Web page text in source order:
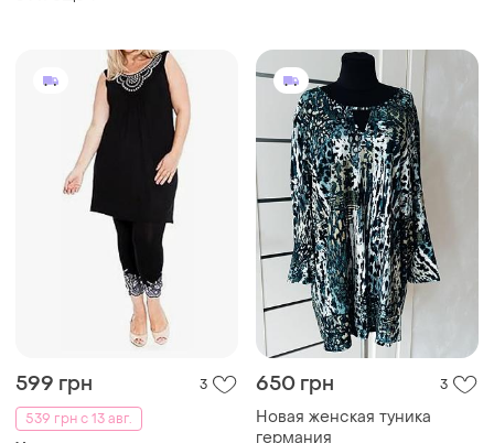
539 грн с 13 авг.
​✨ элегантная туника-
роскошным декором
(новая) на пышную красоту
56-60 размера
и еще
650 грн
Новая женская туника
германия
и еще 1